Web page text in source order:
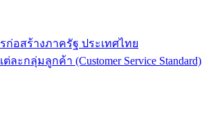
ก่อสร้างภาครัฐ ประเทศไทย
ะกลุ่มลูกค้า (Customer Service Standard)